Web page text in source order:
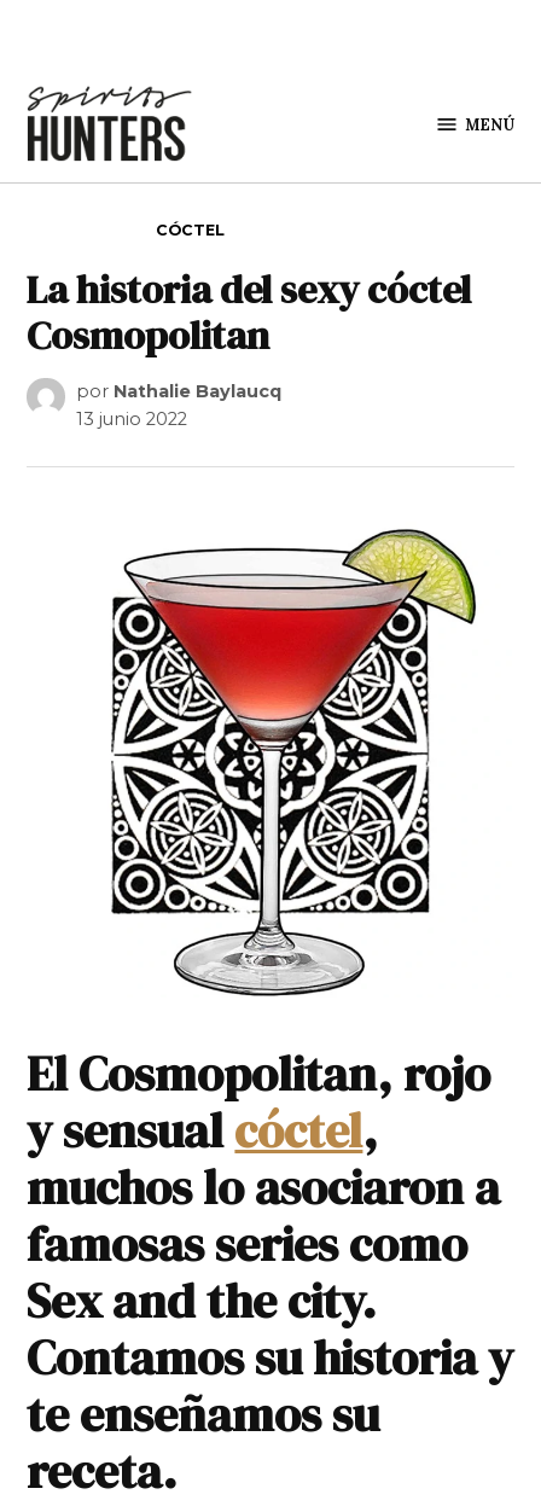
MENÚ
CÓCTEL
La historia del sexy cóctel
Cosmopolitan
por Nathalie Baylaucq
13 junio 2022
El Cosmopolitan, rojo
y sensualcóctel,
muchos lo asociaron a
famosas series como
Sex and the city.
Contamos su historia y
te enseñamos su
receta.